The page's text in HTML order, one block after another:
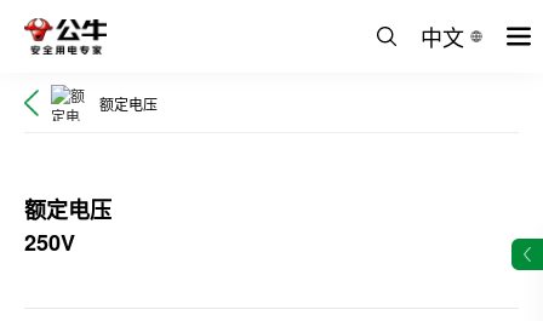
中文
额定电压
额定电压
250V